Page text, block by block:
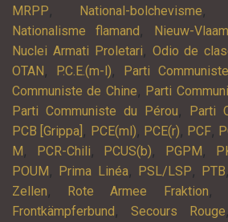
MRPP, National-bolchevisme,
Nationalisme flamand , Nieuw-
Nuclei Armati Proletari, Odio de
OTAN , P.C.E.(m-l), Parti
Communiste de Chine, Parti
Parti Communiste du Pérou, Parti
PCB [Grippa] , PCE(ml), PCE(r), PCF,
M , PCR-Chili, PCUS(b), PGPM ,
POUM , Prima Linéa, PSL/LSP, PTB,
Zellen, Rote Armee Fraktion,
Frontkämpferbund , Secours Rouge